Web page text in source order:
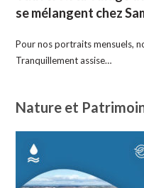
se mélangent chez
Pour nos portraits mensuels,
Tranquillement assise…
Nature et